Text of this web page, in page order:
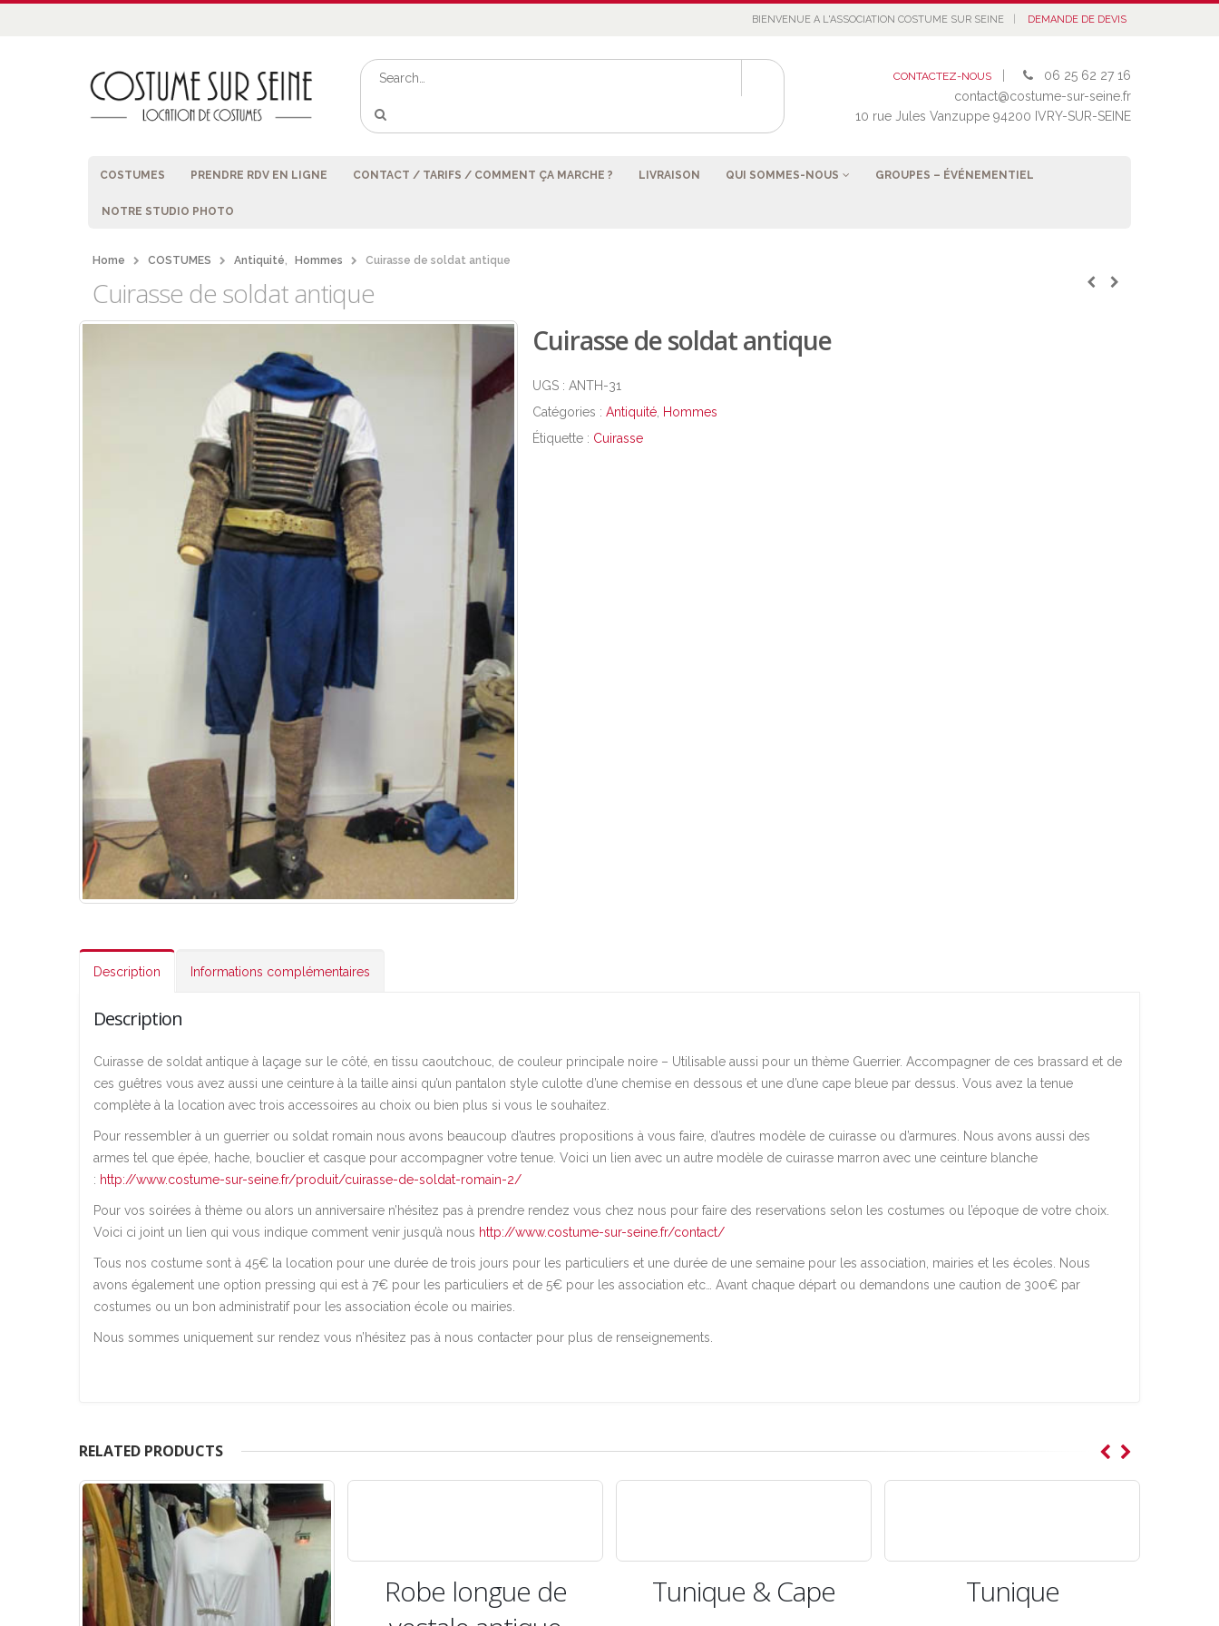
BIENVENUE A L'ASSOCIATION COSTUME SUR SEINE DEMANDE DE DEVIS
CONTACTEZ-NOUS
06 25 62 27 16
contact@costume-sur-seine.fr
10 rue Jules Vanzuppe 94200 IVRY-SUR-SEINE
COSTUMES PRENDRE RDV EN LIGNE CONTACT / TARIFS / COMMENT ÇA MARCHE ? LIVRAISON QUI SOMMES-NOUS GROUPES – ÉVÉNEMENTIEL
NOTRE STUDIO PHOTO
Home COSTUMES Antiquité, Hommes Cuirasse de soldat antique
Cuirasse de soldat antique
Cuirasse de soldat antique
UGS : ANTH-31
Catégories : Antiquité, Hommes
Étiquette : Cuirasse
Description Informations complémentaires
Description
Cuirasse de soldat antique à laçage sur le côté, en tissu caoutchouc, de couleur principale noire – Utilisable aussi pour un thème Guerrier. Accompagner de ces brassard et de
ces guêtres vous avez aussi une ceinture à la taille ainsi qu’un pantalon style culotte d’une chemise en dessous et une d’une cape bleue par dessus. Vous avez la tenue
complète à la location avec trois accessoires au choix ou bien plus si vous le souhaitez.
Pour ressembler à un guerrier ou soldat romain nous avons beaucoup d’autres propositions à vous faire, d’autres modèle de cuirasse ou d’armures. Nous avons aussi des
armes tel que épée, hache, bouclier et casque pour accompagner votre tenue. Voici un lien avec un autre modèle de cuirasse marron avec une ceinture blanche
: http://www.costume-sur-seine.fr/produit/cuirasse-de-soldat-romain-2/
Pour vos soirées à thème ou alors un anniversaire n’hésitez pas à prendre rendez vous chez nous pour faire des reservations selon les costumes ou l’époque de votre choix.
Voici ci joint un lien qui vous indique comment venir jusqu’à nous http://www.costume-sur-seine.fr/contact/
Tous nos costume sont à 45€ la location pour une durée de trois jours pour les particuliers et une durée de une semaine pour les association, mairies et les écoles. Nous
avons également une option pressing qui est à 7€ pour les particuliers et de 5€ pour les association etc… Avant chaque départ ou demandons une caution de 300€ par
costumes ou un bon administratif pour les association école ou mairies.
Nous sommes uniquement sur rendez vous n’hésitez pas à nous contacter pour plus de renseignements.
RELATED PRODUCTS
Robe longue de
Tunique & Cape Tunique